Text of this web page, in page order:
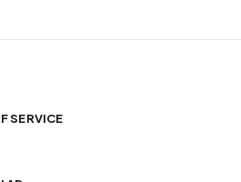
SERVICE